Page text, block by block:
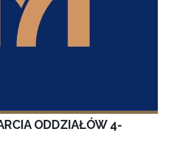
ODDZIAŁÓW 4-